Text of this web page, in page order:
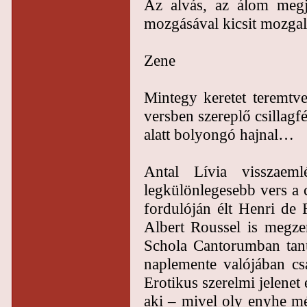
Az alvás, az álom
mozgásával kicsit
Zene
Mintegy keretet
versben szereplő
alatt bolyongó hajnal…
Antal Lívia
legkülönlegesebb vers
fordulóján élt Henri de
Albert Roussel is
Schola Cantorumban
naplemente valójában
Erotikus szerelmi jelenet
aki – mivel oly enyhe